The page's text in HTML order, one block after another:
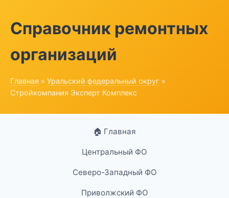
Справочник ремонтных
организаций
Главная » Уральский федеральный округ »
Стройкомпания Эксперт Комплекс
🏠 Главная
Центральный ФО
Северо-Западный ФО
Приволжский ФО